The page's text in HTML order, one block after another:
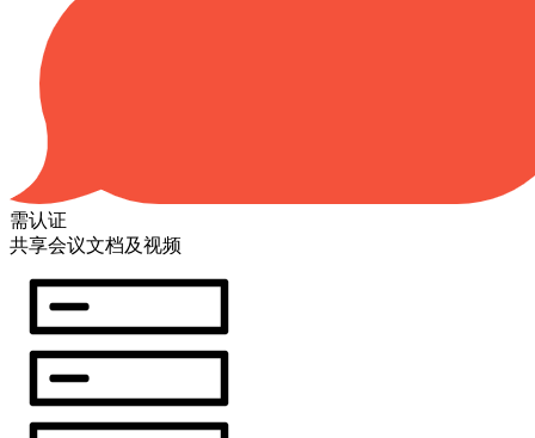
需认证
共享会议文档及视频